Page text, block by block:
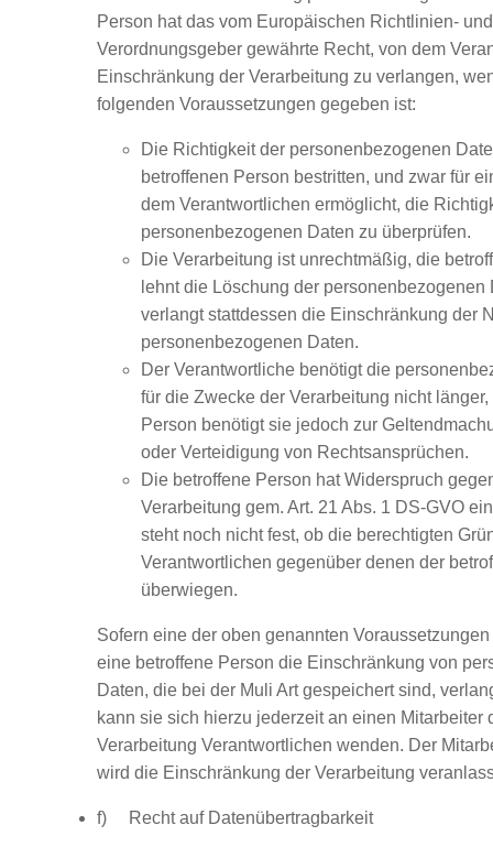
Person hat das vom Europäischen Richtlinien- und
Verordnungsgeber gewährte Recht, von dem
Einschränkung der Verarbeitung zu verlangen,
folgenden Voraussetzungen gegeben ist:
Die Richtigkeit der personenbezogenen
betroffenen Person bestritten, und zwar für
dem Verantwortlichen ermöglicht, die
personenbezogenen Daten zu überprüfen.
Die Verarbeitung ist unrechtmäßig, die
lehnt die Löschung der personenbezogenen
verlangt stattdessen die Einschränkung der
personenbezogenen Daten.
Der Verantwortliche benötigt die
für die Zwecke der Verarbeitung nicht
Person benötigt sie jedoch zur
oder Verteidigung von Rechtsansprüchen.
Die betroffene Person hat Widerspruch
Verarbeitung gem. Art. 21 Abs. 1 DS-GVO
steht noch nicht fest, ob die berechtigten
Verantwortlichen gegenüber denen der
überwiegen.
Sofern eine der oben genannten
eine betroffene Person die Einschränkung von
Daten, die bei der Muli Art gespeichert sind,
kann sie sich hierzu jederzeit an einen Mitarbeiter
Verarbeitung Verantwortlichen wenden. Der
wird die Einschränkung der Verarbeitung
f) Recht auf Datenübertragbarkeit